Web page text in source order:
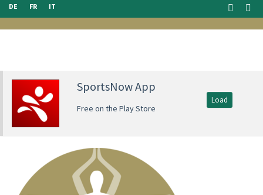
DE FR IT
SportsNow App
Free on the Play Store
Load